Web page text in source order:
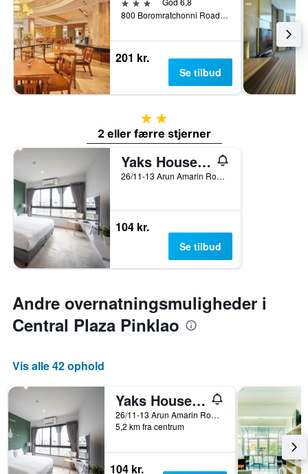
800 Boromratchonni Road, Bangkok, Thailand
201 kr.
Se tilbud
2 stjerner
2 eller færre stjerner
Yaks House Hostel
26/11-13 Arun Amarin Road, Bangkok, Thailand
104 kr.
Se tilbud
Andre overnatningsmuligheder i
Central Plaza Pinklao
Vis alle 42 ophold
Yaks House Hostel
26/11-13 Arun Amarin Road, Bangkok, Thailand
5,2 km fra centrum
104 kr.